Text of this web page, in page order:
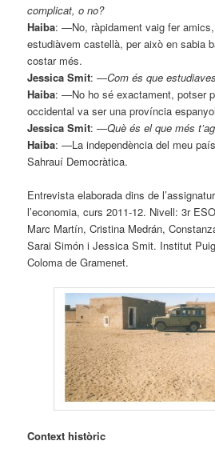
complicat, o no?
Haiba: —No, ràpidament vaig fer
estudiàvem castellà, per això en sabia
costar més.
Jessica Smit:—Com és que
Haiba: —No ho sé exactament, potser
occidental va ser una província
Jessica Smit:—Què és el que més
Haiba: —La independència del meu
Sahrauí Democràtica.
Entrevista elaborada dins de
l’economia, curs 2011-12. Nivell: 3r
Marc Martín, Cristina Medrán,
Sarai Simón i Jessica Smit. Institut
Coloma de Gramenet.
Context històric